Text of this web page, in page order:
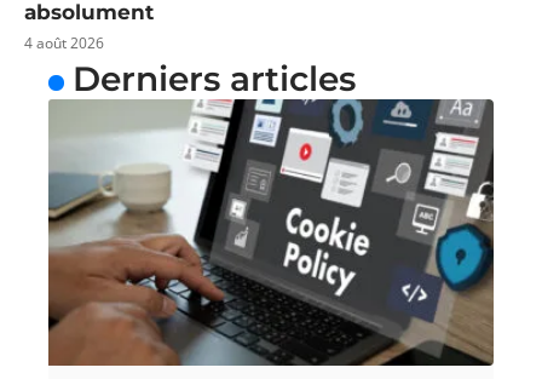
absolument
4 août 2026
Derniers articles